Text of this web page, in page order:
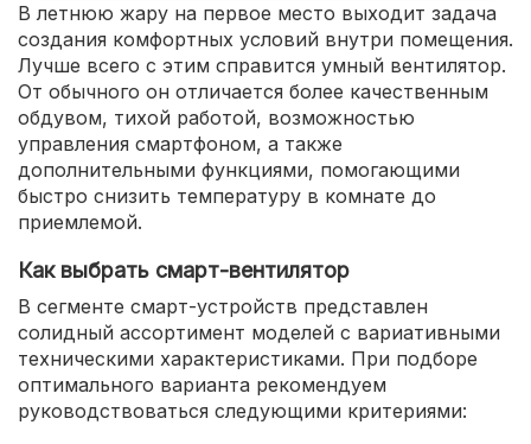
В летнюю жару на первое место выходит задача
создания комфортных условий внутри помещения.
Лучше всего с этим справится умный вентилятор.
От обычного он отличается более качественным
обдувом, тихой работой, возможностью
управления смартфоном, а также
дополнительными функциями, помогающими
быстро снизить температуру в комнате до
приемлемой.
Как выбрать смарт-вентилятор
В сегменте смарт-устройств представлен
солидный ассортимент моделей с вариативными
техническими характеристиками. При подборе
оптимального варианта рекомендуем
руководствоваться следующими критериями: